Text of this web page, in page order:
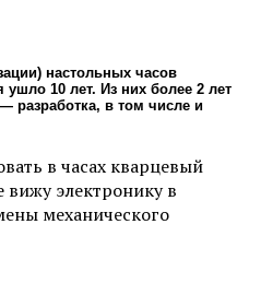
настольных часов
10 лет. Из них более 2 лет
разработка, в том числе и
в часах кварцевый
вижу электронику в
механического